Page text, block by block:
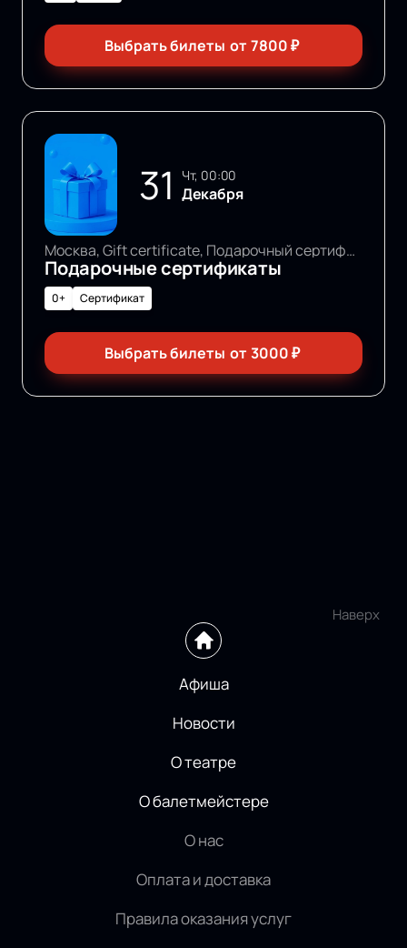
Выбрать билеты от7800₽
31 чт, 00:00
Декабря
Москва, Gift certificate, Подарочный сертификат
Подарочные сертификаты
0+ Сертификат
Выбрать билеты от 3000₽
Наверх
Афиша
Новости
О театре
О балетмейстере
О нас
Оплата и доставка
Правила оказания услуг